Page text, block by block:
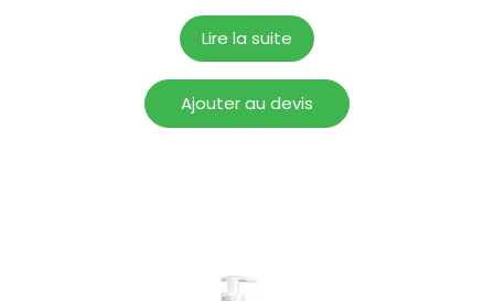
Lire la suite
Ajouter au devis